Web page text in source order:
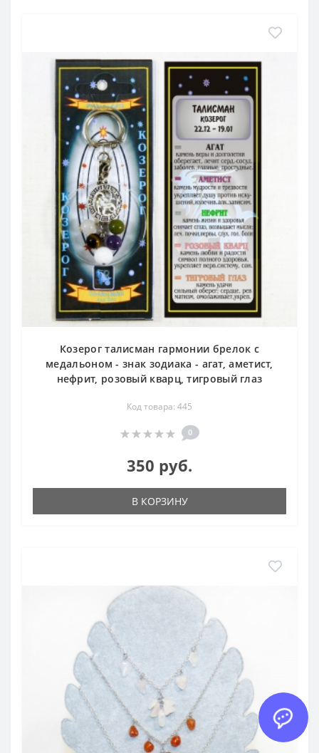
Козерог талисман гармонии брелок с
медальоном - знак зодиака - агат, аметист,
нефрит, розовый кварц, тигровый глаз
Код товара: 445
0
350 руб.
В КОРЗИНУ